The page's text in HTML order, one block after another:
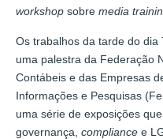
workshop sobre media
Os trabalhos da tarde do
uma palestra da Federação
Contábeis e das Empresas
Informações e Pesquisas
uma série de exposições
governança, compliance e